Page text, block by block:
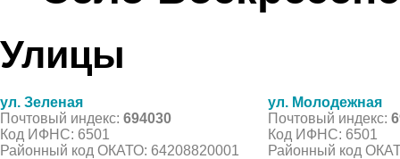
Улицы
ул. Зеленая
Почтовый индекс: 694030
Код ИФНС: 6501
Районный код ОКАТО: 64208820001
ул. Молодежная
Почтовый индекс:
Код ИФНС: 6501
Районный код